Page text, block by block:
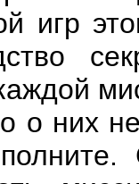
игр
о них